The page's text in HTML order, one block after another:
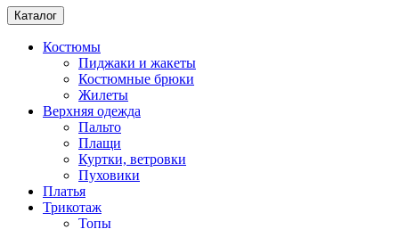
Каталог
Костюмы
Пиджаки и жакеты
Костюмные брюки
Жилеты
Верхняя одежда
Пальто
Плащи
Куртки, ветровки
Пуховики
Платья
Трикотаж
Топы